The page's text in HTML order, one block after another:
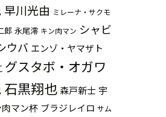
早川光由 ミレーナ・サクモ
郎 永尾澪 キン肉マン シャビ
ウバ エンゾ・ヤマザト
グスタボ・オガワ
石黒翔也 森戸新士 宇
マン杯 ブラジレイロ サム